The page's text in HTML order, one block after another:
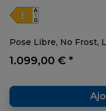
Pose Libre, No Frost,
1.099,00 € *